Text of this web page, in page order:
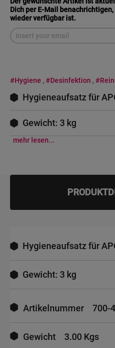
Dich per E-Mail
wieder verfügbar ist.
#Hygiene ,#Desinfektion ,
Hygieneaufsatz für
Gewicht: 3 kg
mehr lesen...
Hygieneaufsatz für
Gewicht: 3 kg
Informationen
Artikelnummer 700-
Gewicht 3.00 Kgs